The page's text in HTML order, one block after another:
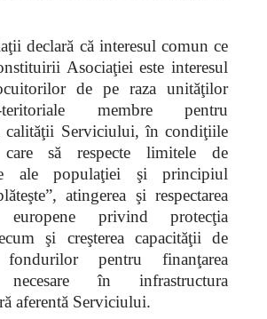
că interesul comun ce
Asociaţiei este interesul
de pe raza unităţilor
teritoriale membre pentru
calităţii Serviciului, în condiţiile
să respecte limitele de
ale populaţiei şi principiul
atingerea şi respectarea
europene privind protecţia
şi creşterea capacităţii de
pentru finanţarea
necesare în infrastructura
aferentă Serviciului.